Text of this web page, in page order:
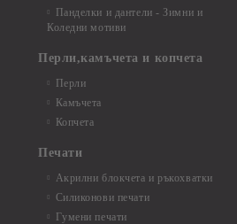
Панделки и дантели - Зимни и
Коледни мотиви
Перли,камъчета и копчета
Перли
Камъчета
Копчета
Печати
Акрилни блокчета и ръкохватки
Силиконови печати
Гумени печати